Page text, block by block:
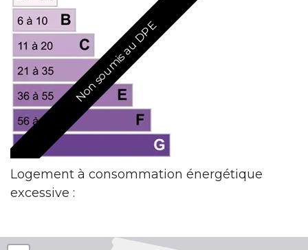
Non soumis au DPE
Logement à consommation énergétique
excessive :